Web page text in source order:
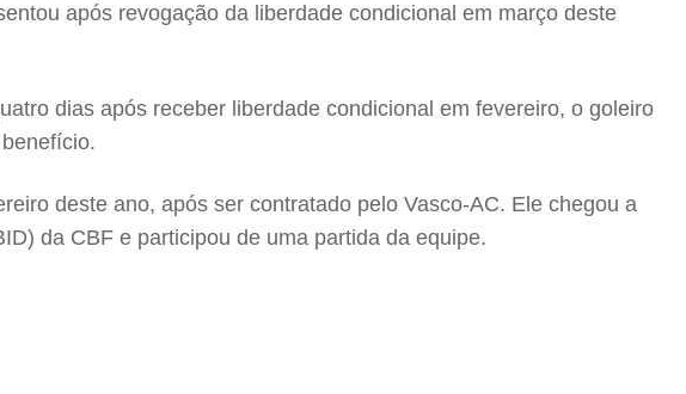
após revogação da liberdade condicional em março deste
dias após receber liberdade condicional em fevereiro, o goleiro
deste ano, após ser contratado pelo Vasco-AC. Ele chegou a
da CBF e participou de uma partida da equipe.